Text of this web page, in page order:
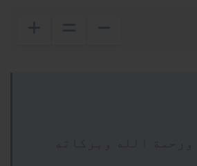
ورحمة الله وبركاته